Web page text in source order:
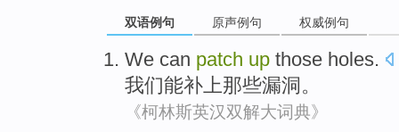
双语例句 原声例句 权威例句
We can patch up those holes.
我们能补上那些漏洞 。
《柯林斯英汉双解大词典》